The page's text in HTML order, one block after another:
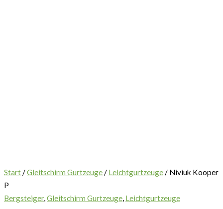
Start/Gleitschirm Gurtzeuge/ Leichtgurtzeuge/ Niviuk Kooper
P
Bergsteiger,Gleitschirm Gurtzeuge, Leichtgurtzeuge